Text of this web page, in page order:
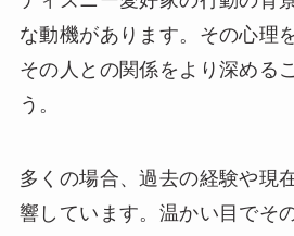
な動機があります。その心理
その人との関係をより深める
う。
多くの場合、過去の経験や現
響しています。温かい目でそ